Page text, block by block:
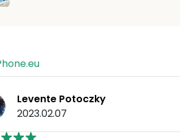
Levente Potoczky
2023.02.07